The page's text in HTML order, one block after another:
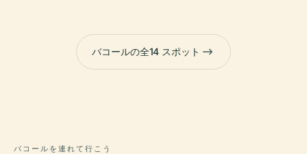
バコールの全14 スポット
バコールを連れて行こう